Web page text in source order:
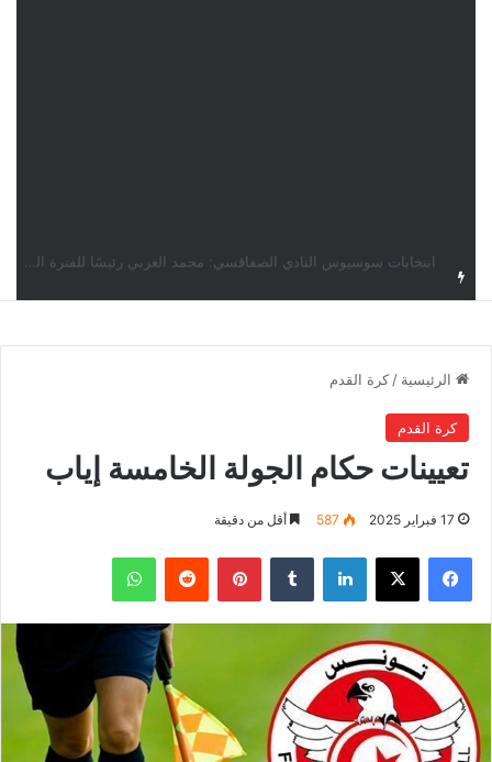
الرئيسية / كرة القدم
كرة القدم
تعيينات حكام الجولة الخامسة إياب
17 فبراير 2025 587 أقل من دقيقة
فيسبوك ‫X لينكدإن بينتيريست واتساب